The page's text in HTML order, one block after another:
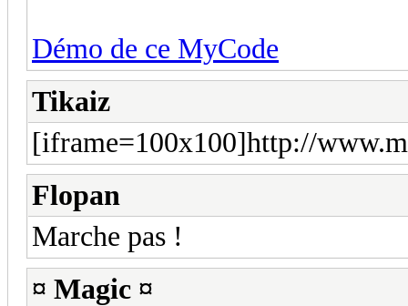
Démo de ce MyCode
Tikaiz
[iframe=100x100]http://
Flopan
Marche pas !
¤ Magic ¤